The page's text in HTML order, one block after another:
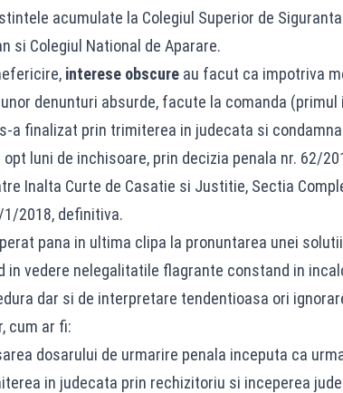
acumulate la Colegiul Superior de
si Colegiul National de Aparare.
interese obscure au facut ca impotriva
denunturi absurde, facute la comanda
a finalizat prin trimiterea in judecata si
opt luni de inchisoare, prin decizia penala nr. 62/
Inalta Curte de Casatie si Justitie, Sectia
1/2018, definitiva.
pana in ultima clipa la pronuntarea unei
in vedere nelegalitatile flagrante constand in
dar si de interpretare tendentioasa ori
cum ar fi:
dosarului de urmarire penala inceputa ca
in judecata prin rechizitoriu si inceperea